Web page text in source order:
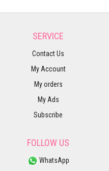
SERVICE
Contact Us
My Account
My orders
My Ads
Subscribe
FOLLOW US
WhatsApp